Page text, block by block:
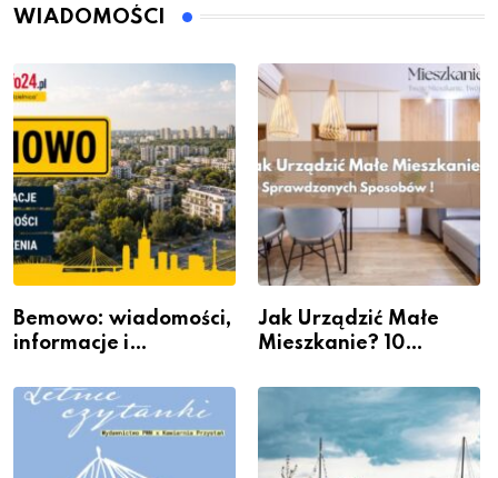
WIADOMOŚCI
Bemowo: wiadomości,
informacje i
Jak Urządzić Małe
Mieszkanie? 10
Przestrzeni Bez
Kosztownego Remontu